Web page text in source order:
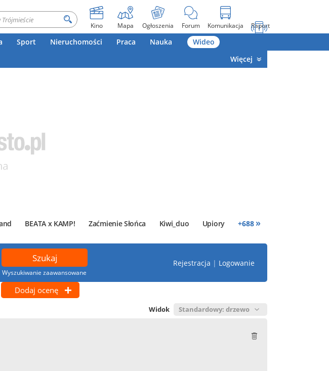
Kino Mapa Ogłoszenia Forum Komunikacja Raport
Sport Nieruchomości Praca Nauka
Wideo
Więcej
BEATA x KAMP! Zaćmienie Słońca Kiwi_duo Upiory +688 »
Wyszukiwanie zaawansowane
Rejestracja | Logowanie
Dodaj ocenę
Widok